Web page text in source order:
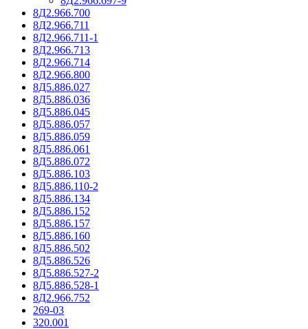
8Д2.966.700
8Д2.966.711
8Д2.966.711-1
8Д2.966.713
8Д2.966.714
8Д2.966.800
8Д5.886.027
8Д5.886.036
8Д5.886.045
8Д5.886.057
8Д5.886.059
8Д5.886.061
8Д5.886.072
8Д5.886.103
8Д5.886.110-2
8Д5.886.134
8Д5.886.152
8Д5.886.157
8Д5.886.160
8Д5.886.502
8Д5.886.526
8Д5.886.527-2
8Д5.886.528-1
8Д2.966.752
269-03
320.001